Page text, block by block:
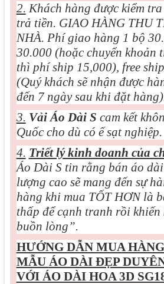
2. Khách hàng được kiểm
trả tiền. GIAO HÀNG THU
NHÀ. Phí giao hàng 1 bộ
30.000 (hoặc chuyển khoản
thì phí ship 15,000), free
(Quý khách sẽ nhận được
đến 7 ngày sau khi đặt
3. Vải Áo Dài S cam kết
Quốc cho dù có ế sạt nghiệp.
4. Triết lý kinh doanh của
Áo Dài S tin rằng bán áo
lượng cao sẽ mang đến sự
hàng khi mua TỐT HƠN là
thấp để cạnh tranh rồi khiến
buồn lòng”.
HƯỚNG DẪN MUA
MẪU ÁO DÀI ĐẸP
VỚI ÁO DÀI HOA 3D